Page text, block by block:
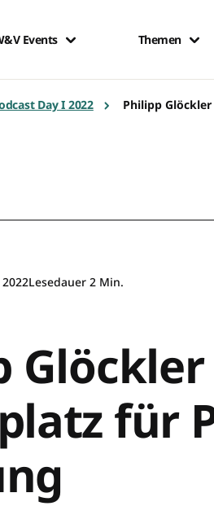
Events Themen
Day I 2022 Philipp
Lesedauer 2 Min.
für